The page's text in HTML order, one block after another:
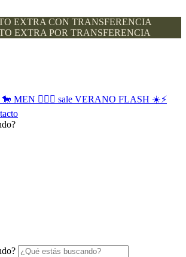
EXTRA CON TRANSFERENCIA
EXTRA POR TRANSFERENCIA
🐎 MEN 🙋🏽‍♂️ sale VERANO FLASH ☀️⚡️